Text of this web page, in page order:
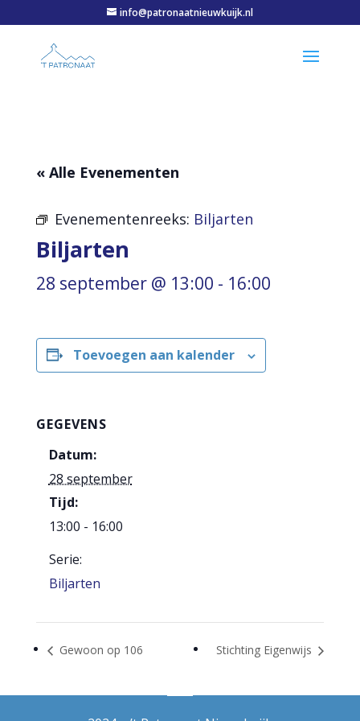
info@patronaatnieuwkuijk.nl
« Alle Evenementen
Evenementenreeks: Biljarten
Biljarten
28 september @ 13:00 - 16:00
Toevoegen aan kalender
GEGEVENS
Datum:
28 september
Tijd:
13:00 - 16:00
Serie:
Biljarten
Gewoon op 106 Stichting Eigenwijs